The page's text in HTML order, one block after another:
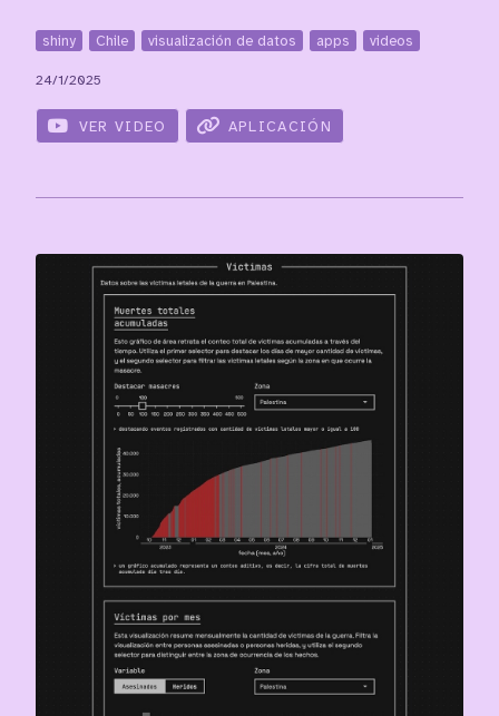
shiny Chile visualización de datos apps videos
24/1/2025
VER VIDEO APLICACIÓN